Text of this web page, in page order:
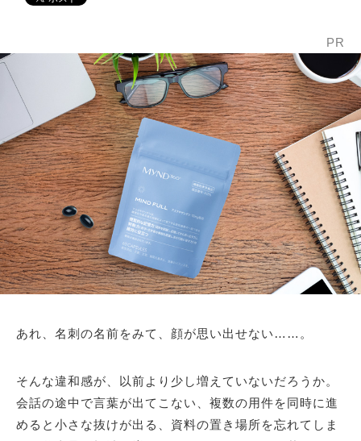
PR
あれ、名刺の名前をみて、顔が思い出せない……。
そんな違和感が、以前より少し増えていないだろうか。
会話の途中で言葉が出てこない、複数の用件を同時に進
めると小さな抜けが出る、資料の置き場所を忘れてしま